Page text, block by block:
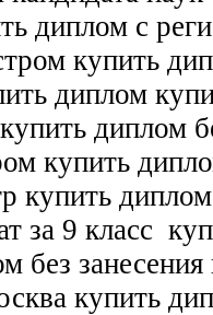
диплом с
купить
диплом
купить диплом
купить
купить
за 9 класс
без
купить